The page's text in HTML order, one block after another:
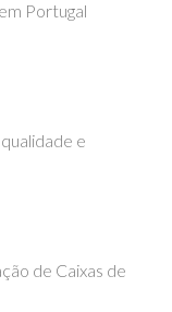
Portugal
e
de Caixas de